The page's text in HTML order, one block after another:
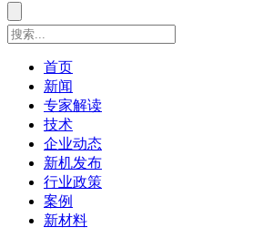
首页
新闻
专家解读
技术
企业动态
新机发布
行业政策
案例
新材料